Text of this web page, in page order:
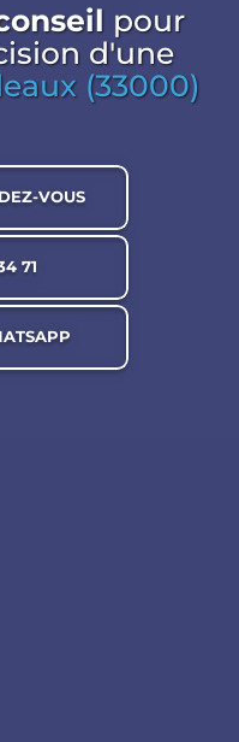
pour
d'une
(33000)
VOUS
71